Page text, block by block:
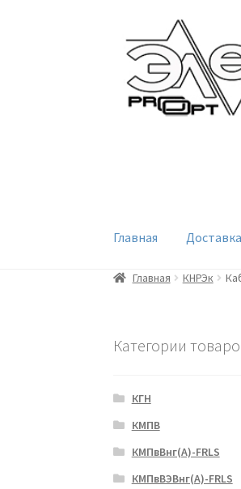
навигации
содержимому
Главная
Главная КНРЭк
Категории
КГН
КМПВ
КМПвВнг(А)-FRLS
КМПвВЭВнг(А)-FRLS